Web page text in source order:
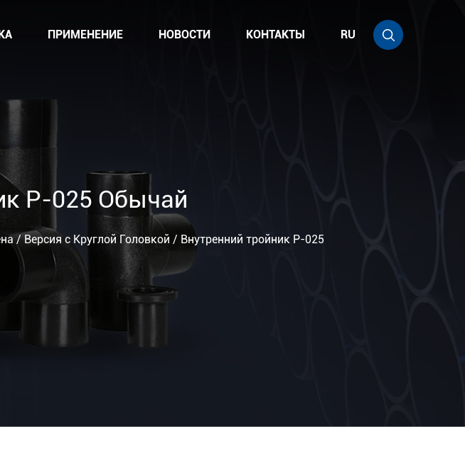
ПРИМЕНЕНИЕ НОВОСТИ КОНТАКТЫ RU
P-025 Обычай
/Версия с Круглой Головкой / Внутренний тройник P-025